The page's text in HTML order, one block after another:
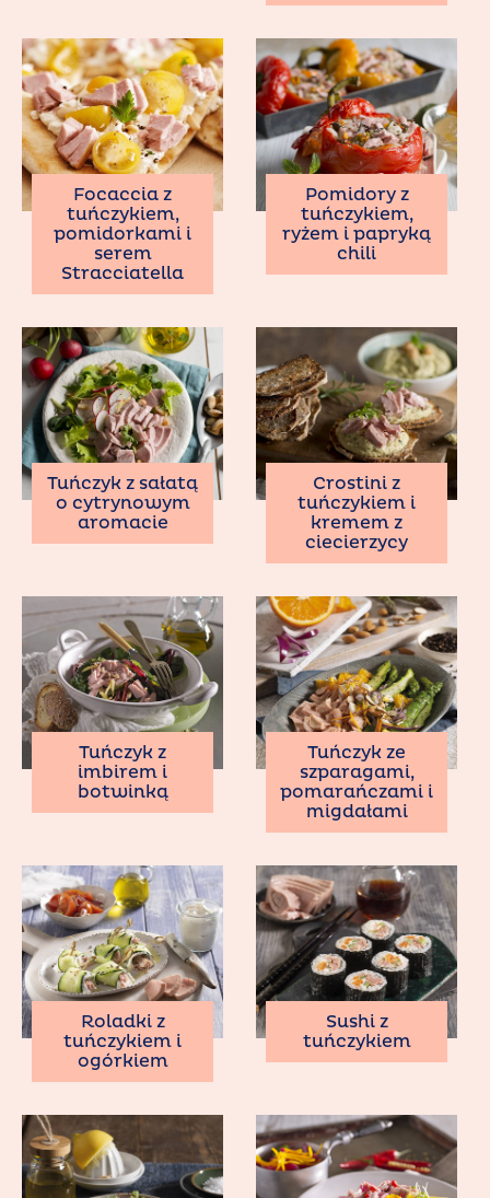
Focaccia z
tuńczykiem,
pomidorkami i
serem
Stracciatella
Pomidory z
tuńczykiem,
ryżem i papryką
chili
Tuńczyk z sałatą
o cytrynowym
aromacie
Crostini z
tuńczykiem i
kremem z
ciecierzycy
Tuńczyk z
imbirem i
botwinką
Tuńczyk ze
szparagami,
pomarańczami i
migdałami
Roladki z
tuńczykiem i
ogórkiem
Sushi z
tuńczykiem